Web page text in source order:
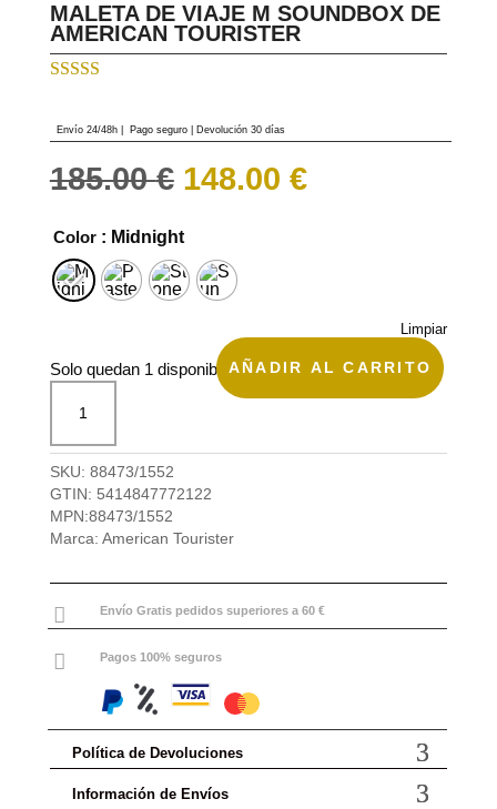
MALETA DE VIAJE M SOUNDBOX DE
AMERICAN TOURISTER
base a
valoraciones
de clientes
Envío 24/48h| Pago seguro | Devolución 30 días
185.00€ El
precio
original
era:
185.00 €.
148.00 €El
precio
Color : Midnight
Limpiar
Solo quedan 1 disponibles
M
Soundbox
de
American
Tourister
AÑADIR AL CARRITO
SKU: 88473/1552
GTIN: 5414847772122
MPN:88473/1552
Marca: American Tourister
 Envío Gratis pedidos superiores a 60 €
 Pagos 100% seguros
Política de Devoluciones
Información de Envíos